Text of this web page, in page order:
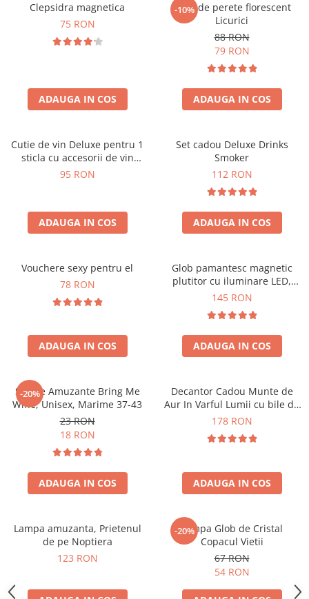
Clepsidra magnetica
75 RON
ADAUGA IN COS
-10%
Ceas de perete florescent
Licurici
88 RON
79 RON
ADAUGA IN COS
Cutie de vin Deluxe pentru 1
sticla cu accesorii de vin
incluse interior oranj
95 RON
ADAUGA IN COS
Set cadou Deluxe Drinks
Smoker
112 RON
ADAUGA IN COS
Vouchere sexy pentru el
78 RON
ADAUGA IN COS
Glob pamantesc magnetic
plutitor cu iluminare LED,
Forma C
145 RON
ADAUGA IN COS
-20%
Sosete Amuzante Bring Me
Wine, Unisex, Marime 37-43
23 RON
18 RON
ADAUGA IN COS
Decantor Cadou Munte de
Aur In Varful Lumii cu bile de
curatare
178 RON
ADAUGA IN COS
Lampa amuzanta, Prietenul
de pe Noptiera
123 RON
-20%
Lampa Glob de Cristal
Copacul Vietii
67 RON
54 RON